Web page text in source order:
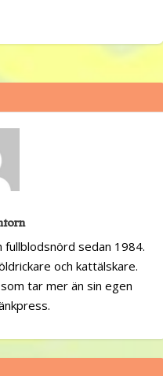
fullblodsnörd sedan 1984.
och kattälskare.
tar mer än sin egen